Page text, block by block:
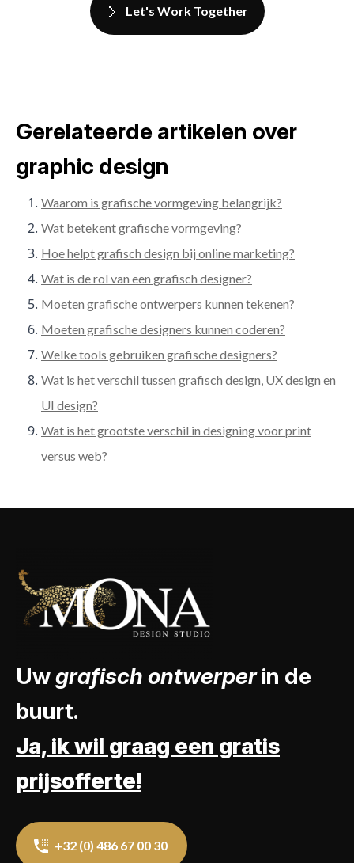
Let's Work Together
Gerelateerde artikelen over
graphic design
Waarom is grafische vormgeving belangrijk?
Wat betekent grafische vormgeving?
Hoe helpt grafisch design bij online marketing?
Wat is de rol van een grafisch designer?
Moeten grafische ontwerpers kunnen tekenen?
Moeten grafische designers kunnen coderen?
Welke tools gebruiken grafische designers?
Wat is het verschil tussen grafisch design, UX design en
UI design?
Wat is het grootste verschil in designing voor print
versus web?
Uwgrafisch ontwerperin de
buurt.
Ja, ik wil graag een gratis
prijsofferte!
+32 (0) 486 67 00 30